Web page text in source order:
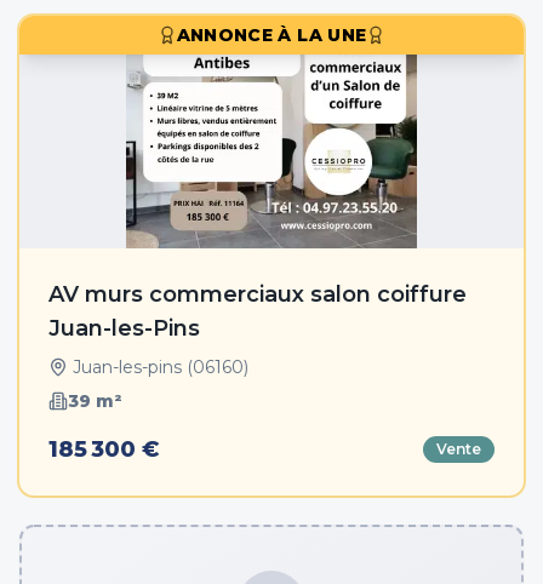
ANNONCE À LA UNE
AV murs commerciaux salon coiffure
Juan-les-Pins
Juan-les-pins (06160)
39 m²
185 300 € Vente